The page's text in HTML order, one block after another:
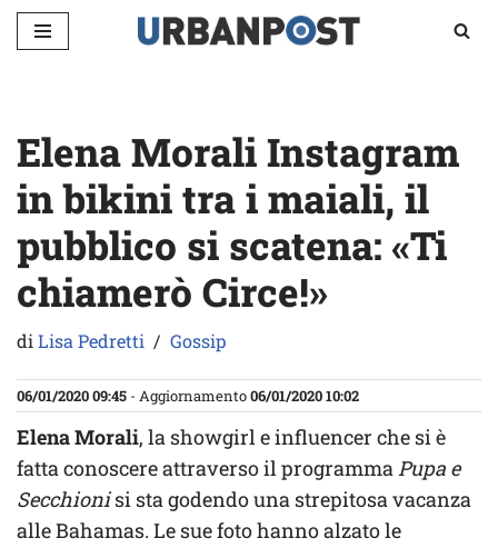
Elena Morali Instagram
in bikini tra i maiali, il
pubblico si scatena: «Ti
chiamerò Circe!»
diLisa Pedretti Gossip
06/01/2020 09:45 - Aggiornamento06/01/2020 10:02
Elena Morali, la showgirl e influencer che si è
fatta conoscere attraverso il programmaPupa e
Secchionisi sta godendo una strepitosa vacanza
alle Bahamas. Le sue foto hanno alzato le